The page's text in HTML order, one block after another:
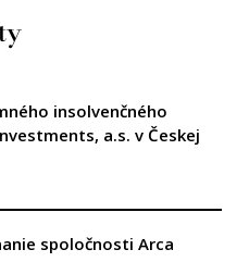
insolvenčného
a.s. v Českej
spoločnosti Arca